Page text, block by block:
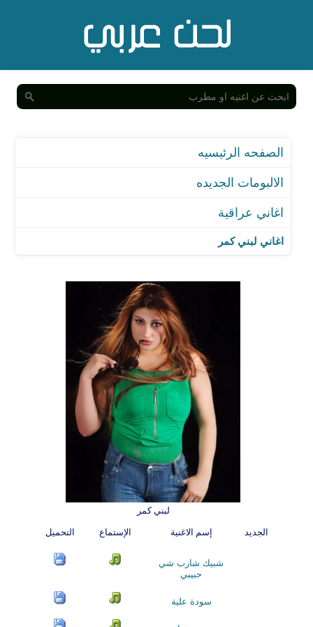
الالبومات الجديده
اغاني عراقية
اغاني لبني كمر
لبني كمر
الجديد إسم الاغنية الإستماع التحميل
شبيك شارب شي
حبيبي
سودة علية